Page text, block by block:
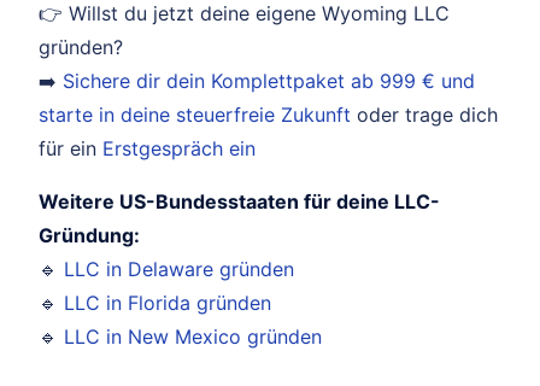
👉 Willst du jetzt deine eigene Wyoming LLC
gründen?
➡️ Sichere dir dein Komplettpaket ab 999 € und
starte in deine steuerfreie Zukunft oder trage dich
für ein Erstgespräch ein
Weitere US-Bundesstaaten für deine LLC-
Gründung:
🔹 LLC in Delaware gründen
🔹 LLC in Florida gründen
🔹 LLC in New Mexico gründen